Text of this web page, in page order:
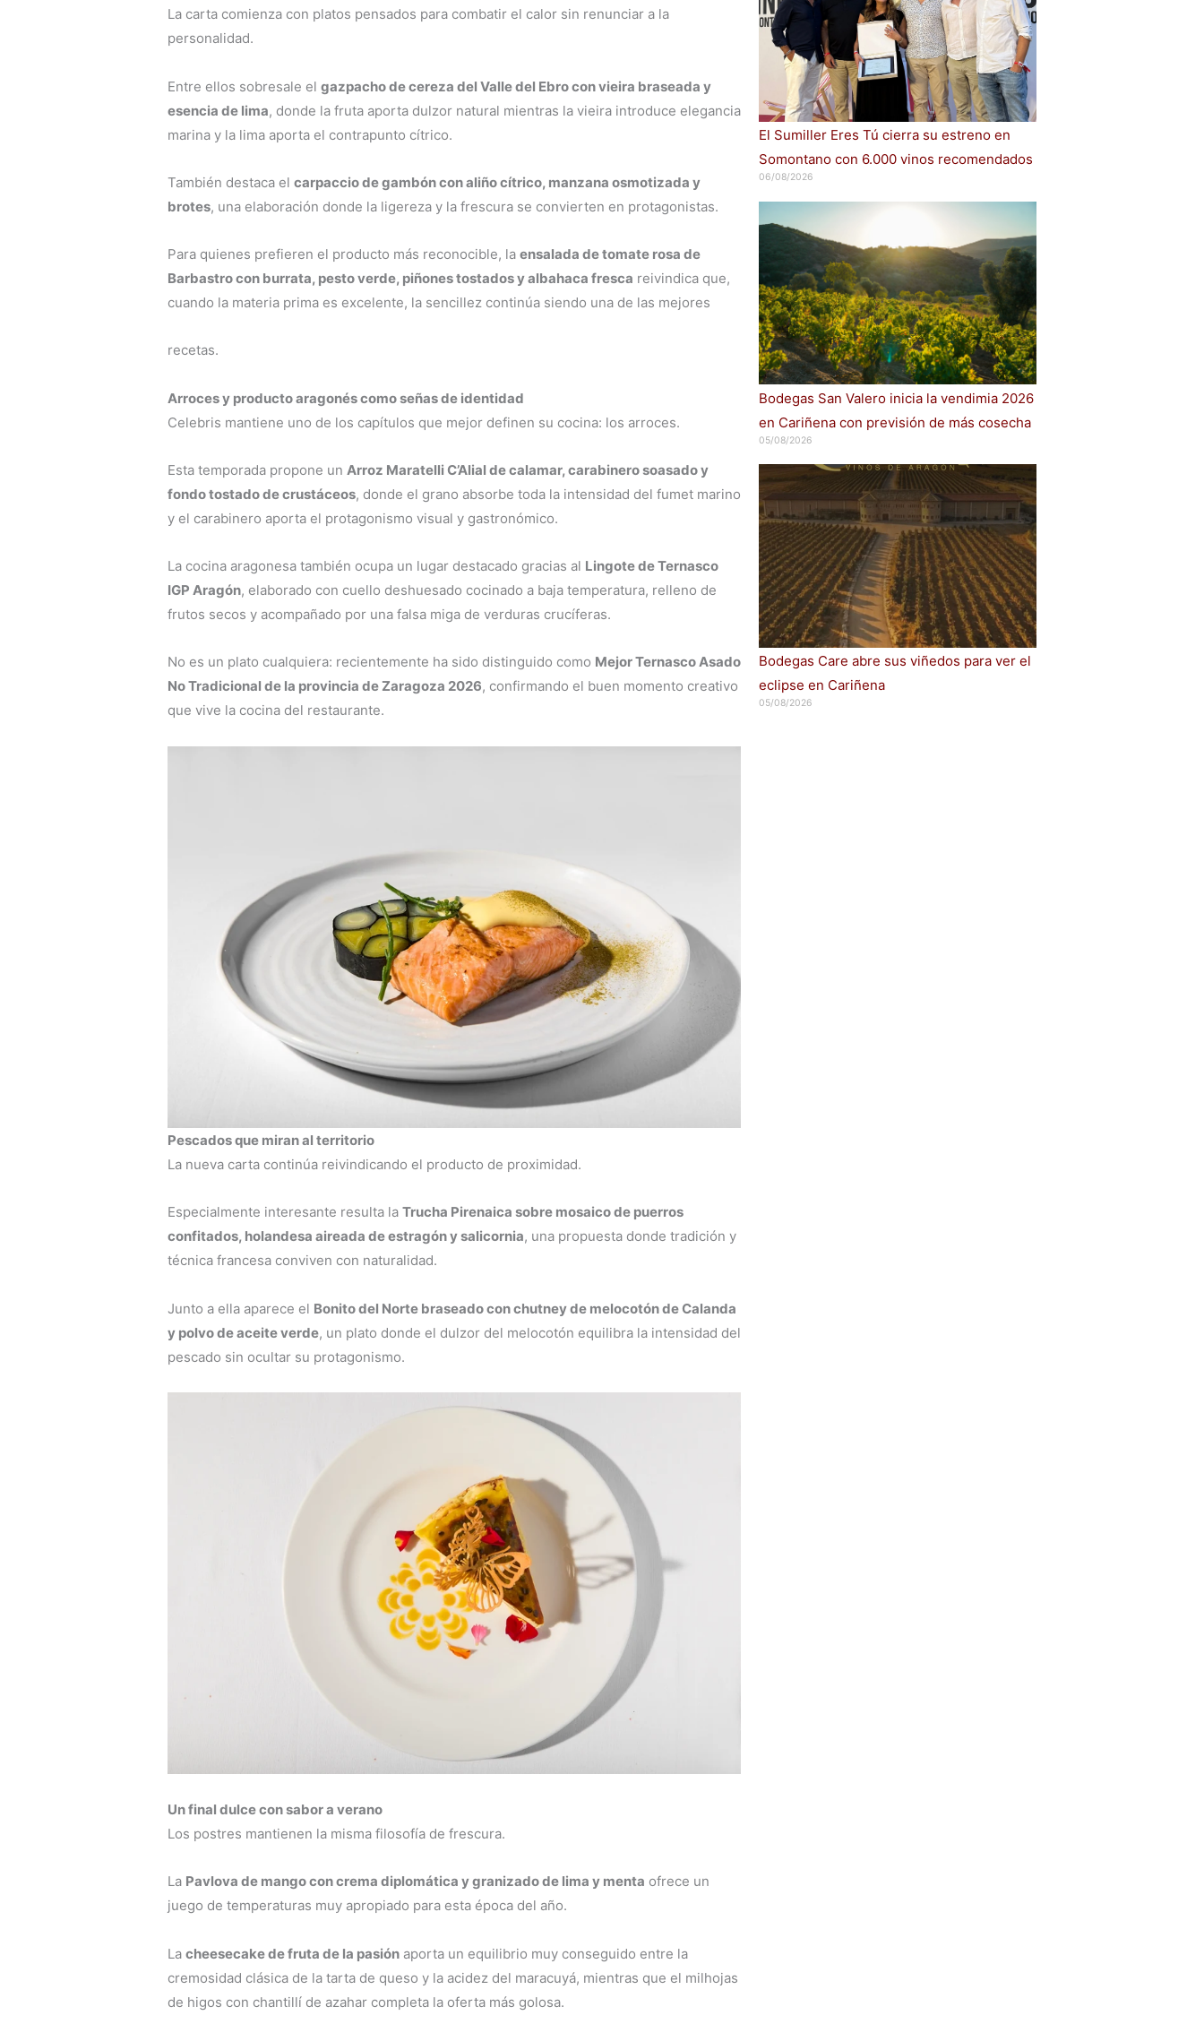
La carta comienza con platos pensados para combatir el calor sin renunciar a la
personalidad.
Entre ellos sobresale el gazpacho de cereza del Valle del Ebro con vieira braseada y
esencia de lima, donde la fruta aporta dulzor natural mientras la vieira introduce elegancia
marina y la lima aporta el contrapunto cítrico.
También destaca el carpaccio de gambón con aliño cítrico, manzana osmotizada y
brotes, una elaboración donde la ligereza y la frescura se convierten en protagonistas.
Para quienes prefieren el producto más reconocible, la ensalada de tomate rosa de
Barbastro con burrata, pesto verde, piñones tostados y albahaca fresca reivindica que,
cuando la materia prima es excelente, la sencillez continúa siendo una de las mejores
recetas.
Arroces y producto aragonés como señas de identidad
Celebris mantiene uno de los capítulos que mejor definen su cocina: los arroces.
Esta temporada propone un Arroz Maratelli C’Alial de calamar, carabinero soasado y
fondo tostado de crustáceos, donde el grano absorbe toda la intensidad del fumet marino
y el carabinero aporta el protagonismo visual y gastronómico.
La cocina aragonesa también ocupa un lugar destacado gracias al Lingote de Ternasco
IGP Aragón, elaborado con cuello deshuesado cocinado a baja temperatura, relleno de
frutos secos y acompañado por una falsa miga de verduras crucíferas.
No es un plato cualquiera: recientemente ha sido distinguido como Mejor Ternasco Asado
No Tradicional de la provincia de Zaragoza 2026, confirmando el buen momento creativo
que vive la cocina del restaurante.
Pescados que miran al territorio
La nueva carta continúa reivindicando el producto de proximidad.
Especialmente interesante resulta la Trucha Pirenaica sobre mosaico de puerros
confitados, holandesa aireada de estragón y salicornia, una propuesta donde tradición y
técnica francesa conviven con naturalidad.
Junto a ella aparece el Bonito del Norte braseado con chutney de melocotón de Calanda
y polvo de aceite verde, un plato donde el dulzor del melocotón equilibra la intensidad del
pescado sin ocultar su protagonismo.
Un final dulce con sabor a verano
Los postres mantienen la misma filosofía de frescura.
La Pavlova de mango con crema diplomática y granizado de lima y menta ofrece un
juego de temperaturas muy apropiado para esta época del año.
La cheesecake de fruta de la pasión aporta un equilibrio muy conseguido entre la
cremosidad clásica de la tarta de queso y la acidez del maracuyá, mientras que el milhojas
de higos con chantillí de azahar completa la oferta más golosa.
El Sumiller Eres Tú cierra su estreno en
Somontano con 6.000 vinos recomendados
06/08/2026
Bodegas San Valero inicia la vendimia 2026
en Cariñena con previsión de más cosecha
05/08/2026
Bodegas Care abre sus viñedos para ver el
eclipse en Cariñena
05/08/2026